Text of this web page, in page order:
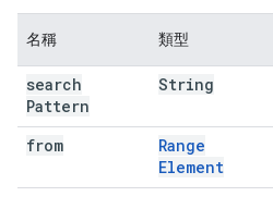
名稱 類型
search
Pattern
String
from
Range
Element